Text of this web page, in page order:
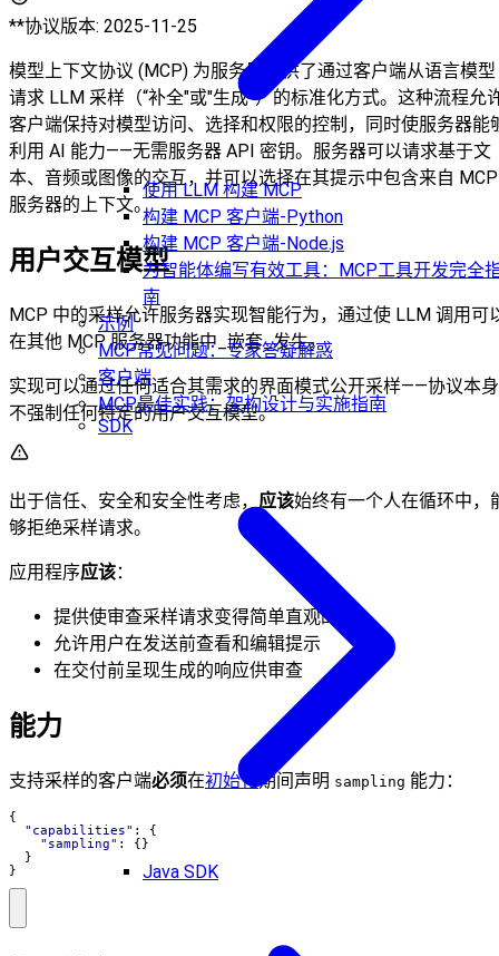
使用 LLM 构建 MCP
构建 MCP 客户端-Python
构建 MCP 客户端-Node.js
为智能体编写有效工具：MCP工具开发完全
南
示例
MCP常见问题：专家答疑解惑
客户端
MCP最佳实践：架构设计与实施指南
SDK
Java SDK
**协议版本: 2025-11-25
模型上下文协议 (MCP) 为服务器提供了通过客户端从语言模型
请求 LLM 采样（“补全"或"生成”）的标准化方式。这种流程允
客户端保持对模型访问、选择和权限的控制，同时使服务器能
利用 AI 能力——无需服务器 API 密钥。服务器可以请求基于文
本、音频或图像的交互，并可以选择在其提示中包含来自 MCP
服务器的上下文。
用户交互模型
MCP 中的采样允许服务器实现智能行为，通过使 LLM 调用可
在其他 MCP 服务器功能中_嵌套_发生。
实现可以通过任何适合其需求的界面模式公开采样——协议本身
不强制任何特定的用户交互模型。
出于信任、安全和安全性考虑，应该始终有一个人在循环中，
够拒绝采样请求。
应用程序应该：
提供使审查采样请求变得简单直观的 UI
允许用户在发送前查看和编辑提示
在交付前呈现生成的响应供审查
能力
支持采样的客户端必须在初始化 期间声明 sampling 能力：
{
"capabilities" :
{
"sampling" :
{}
}
}